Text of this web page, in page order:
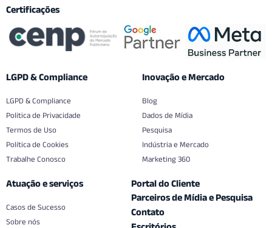
Certificações
LGPD & Compliance
LGPD & Compliance
Politica de Privacidade
Termos de Uso
Política de Cookies
Trabalhe Conosco
Inovação e Mercado
Blog
Dados de Mídia
Pesquisa
Indústria e Mercado
Marketing 360
Atuação e serviços
Casos de Sucesso
Sobre nós
Portal do Cliente
Parceiros de Mídia e Pesquisa
Contato